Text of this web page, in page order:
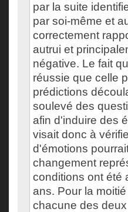
par la suite
par soi-même et
correctement
autrui et
négative. Le fait
réussie que celle
prédictions
soulevé des
afin d'induire des
visait donc à
d'émotions
changement
conditions ont été
ans. Pour la
chacune des